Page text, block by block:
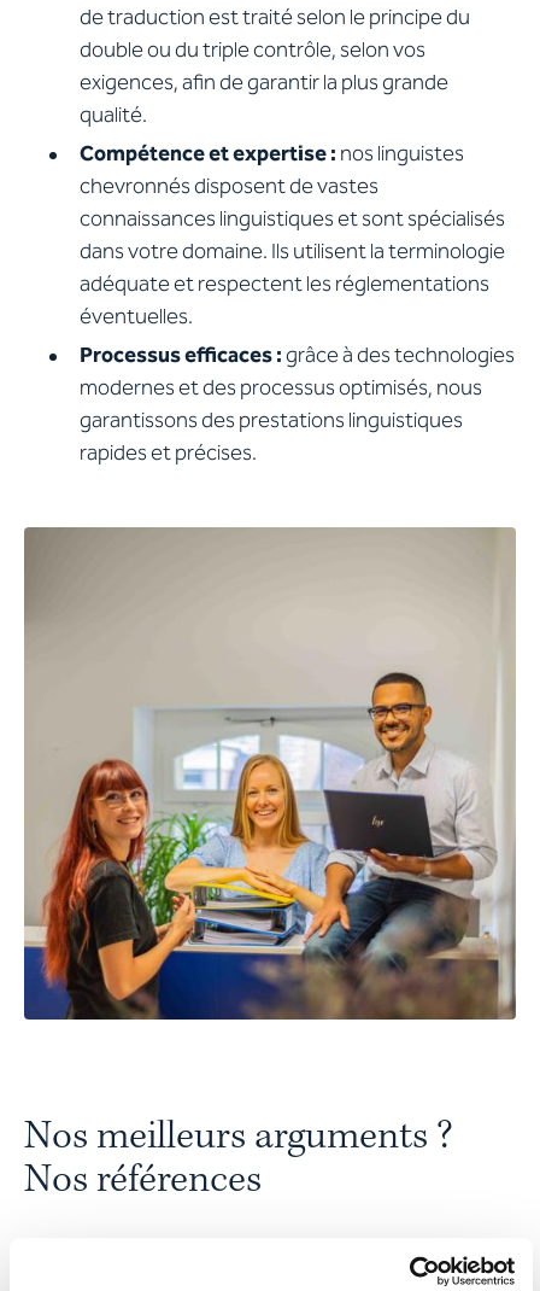
de traduction est traité selon le principe du
double ou du triple contrôle, selon vos
exigences, afin de garantir la plus grande
qualité.
Compétence et expertise : nos linguistes
chevronnés disposent de vastes
connaissances linguistiques et sont spécialisés
dans votre domaine. Ils utilisent la terminologie
adéquate et respectent les réglementations
éventuelles.
Processus efficaces :grâce à des technologies
modernes et des processus optimisés, nous
garantissons des prestations linguistiques
rapides et précises.
Nos meilleurs arguments ?
Nos références
nous avons réalisé des traductions spécialisées sous